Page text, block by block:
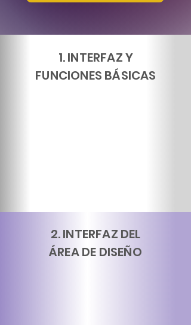
1. INTERFAZ Y
FUNCIONES BÁSICAS
2. INTERFAZ DEL
ÁREA DE DISEÑO